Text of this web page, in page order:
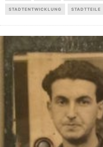
STADTENTWICKLUNG STADTTEILE